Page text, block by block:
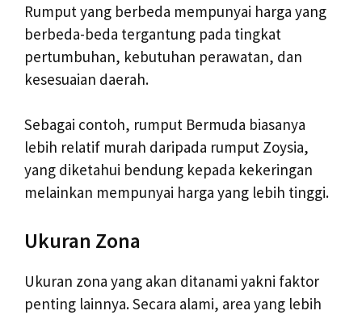
Rumput yang berbeda mempunyai harga yang
berbeda-beda tergantung pada tingkat
pertumbuhan, kebutuhan perawatan, dan
kesesuaian daerah.
Sebagai contoh, rumput Bermuda biasanya
lebih relatif murah daripada rumput Zoysia,
yang diketahui bendung kepada kekeringan
melainkan mempunyai harga yang lebih tinggi.
Ukuran Zona
Ukuran zona yang akan ditanami yakni faktor
penting lainnya. Secara alami, area yang lebih